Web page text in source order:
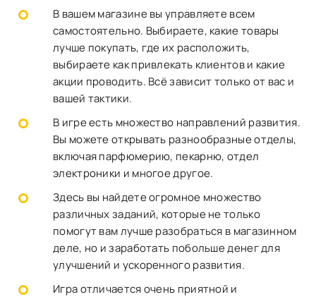
В вашем магазине вы управляете всем
самостоятельно. Выбираете, какие товары
лучше покупать, где их расположить,
выбираете как привлекать клиентов и какие
акции проводить. Всё зависит только от вас и
вашей тактики.
В игре есть множество направлений развития.
Вы можете открывать разнообразные отделы,
включая парфюмерию, пекарню, отдел
электроники и многое другое.
Здесь вы найдете огромное множество
различных заданий, которые не только
помогут вам лучше разобраться в магазинном
деле, но и заработать побольше денег для
улучшений и ускоренного развития.
Игра отличается очень приятной и